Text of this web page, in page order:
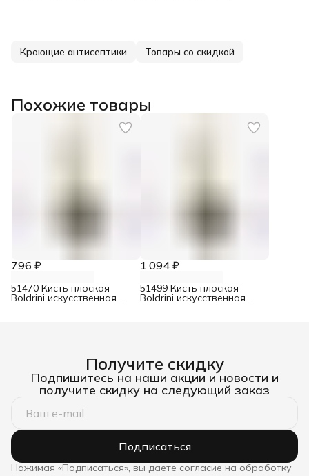
Кроющие антисептики Товары со скидкой
Похожие товары
796 ₽
51470 Кисть плоская
Boldrini искусственная
1 094 ₽
51499 Кисть плоская
Boldrini искусственная
Получите скидку
Подпишитесь на наши акции и новости и
получите скидку на следующий заказ
Подписаться
Нажимая «Подписаться», вы даете согласие на обработку